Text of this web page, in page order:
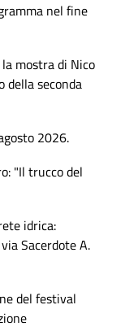
nel fine
mostra di Nico
della seconda
2026.
"Il trucco del
idrica:
Sacerdote A.
del festival